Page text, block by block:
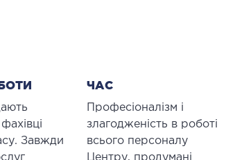
Завжди
ЧАС
Професіоналізм і
злагодженість в роботі
всього персоналу
Центру, продумані